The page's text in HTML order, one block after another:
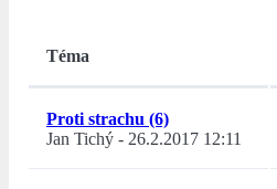
Téma
Proti strachu (6)
Jan Tichý - 26.2.2017 12:11